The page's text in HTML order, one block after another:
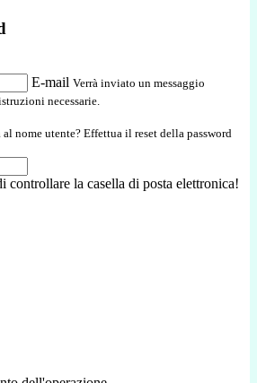
E-mail Verrà inviato un messaggio
necessarie.
nome utente? Effettua il reset della password
controllare la casella di posta elettronica!